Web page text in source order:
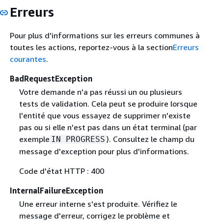
Erreurs
Pour plus d'informations sur les erreurs communes à
toutes les actions, reportez-vous à la sectionErreurs
courantes.
BadRequestException
Votre demande n'a pas réussi un ou plusieurs
tests de validation. Cela peut se produire lorsque
l'entité que vous essayez de supprimer n'existe
pas ou si elle n'est pas dans un état terminal (par
exemple IN PROGRESS ). Consultez le champ du
message d'exception pour plus d'informations.
Code d'état HTTP : 400
InternalFailureException
Une erreur interne s'est produite. Vérifiez le
message d'erreur, corrigez le problème et